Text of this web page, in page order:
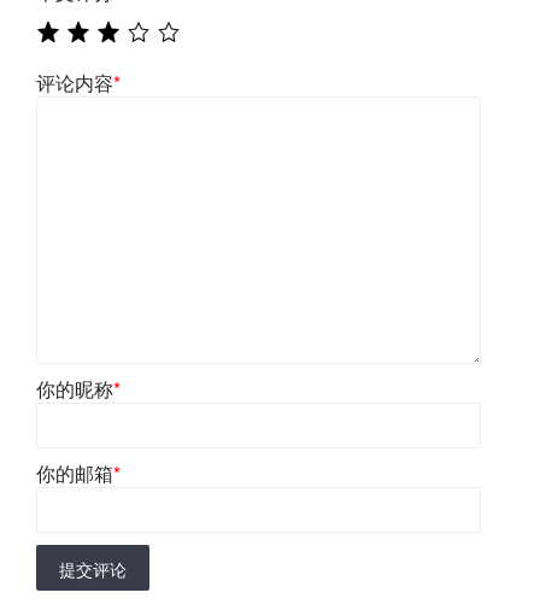
评论内容*
你的昵称*
你的邮箱*
提交评论